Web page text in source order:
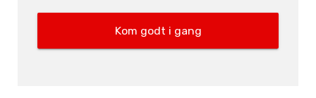
Kom godt i gang